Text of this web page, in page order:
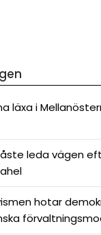
läxa i
leda vägen
hotar